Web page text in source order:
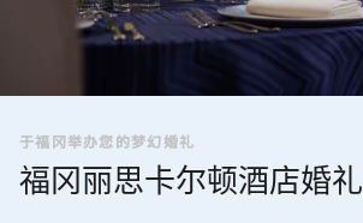
于福冈举办您的梦幻婚礼
福冈丽思卡尔顿酒店婚礼